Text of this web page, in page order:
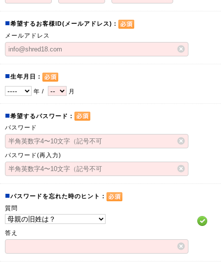
■希望するお客様ID(メールアドレス)：
メールアドレス
■生年月日：
年 / 月
■希望するパスワード：
パスワード
パスワード(再入力)
■パスワードを忘れた時のヒント：
質問
答え